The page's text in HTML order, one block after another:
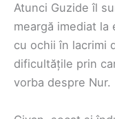
Atunci Guzide îl
meargă imediat
cu ochii în lacrimi
dificultățile prin
vorba despre Nur.